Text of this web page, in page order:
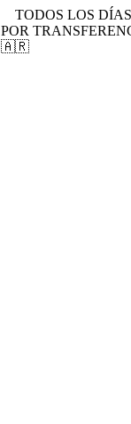
TODOS LOS
🇦🇷